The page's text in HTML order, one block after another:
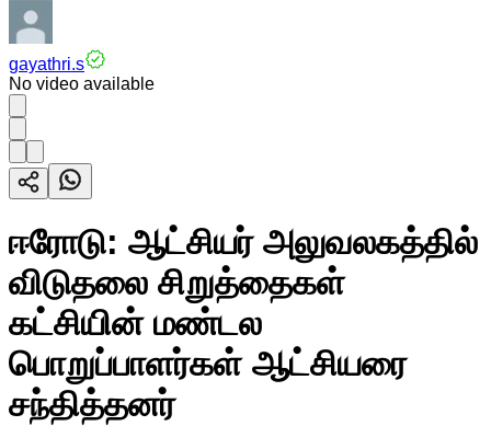
gayathri.s
No video available
ஈரோடு: ஆட்சியர் அலுவலகத்தில்
விடுதலை சிறுத்தைகள்
கட்சியின் மண்டல
பொறுப்பாளர்கள் ஆட்சியரை
சந்தித்தனர்